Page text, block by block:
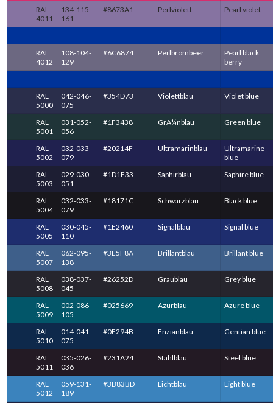
RAL
4011
134-115-
161
#8673A1 Perlviolett Pearl violet
RAL
4012
108-104-
129
#6C6874 Perlbrombeer
Pearl black
berry
RAL
5000
042-046-
075
#354D73 Violettblau Violet blue
RAL
5001
031-052-
056
#1F3438 GrÃ¼nblau Green blue
RAL
5002
032-033-
079
#20214F Ultramarinblau
Ultramarine
blue
RAL
5003
029-030-
051
#1D1E33 Saphirblau Saphire blue
RAL
5004
032-033-
079
#18171C Schwarzblau Black blue
RAL
5005
030-045-
110
#1E2460 Signalblau Signal blue
RAL
5007
062-095-
138
#3E5F8A Brillantblau Brillant blue
RAL
5008
038-037-
045
#26252D Graublau Grey blue
RAL
5009
002-086-
105
#025669 Azurblau Azure blue
RAL
5010
014-041-
075
#0E294B Enzianblau Gentian blue
RAL
5011
035-026-
036
#231A24 Stahlblau Steel blue
RAL
5012
059-131-
189
#3B83BD Lichtblau Light blue